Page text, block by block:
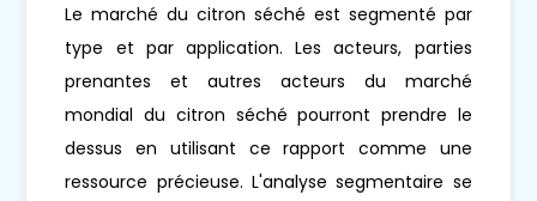
Le marché du citron séché est segmenté par
type et par application. Les acteurs, parties
prenantes et autres acteurs du marché
mondial du citron séché pourront prendre le
dessus en utilisant ce rapport comme une
ressource précieuse. L'analyse segmentaire se